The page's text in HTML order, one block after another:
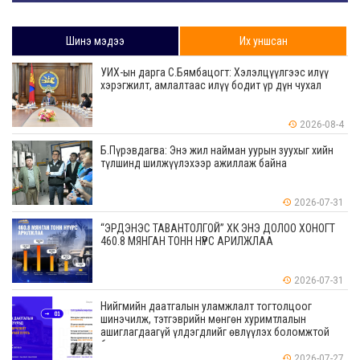
Шинэ мэдээ Их уншсан
УИХ-ын дарга С.Бямбацогт: Хэлэлцүүлгээс илүү
хэрэгжилт, амлалтаас илүү бодит үр дүн чухал
2026-08-4
Б.Пүрэвдагва: Энэ жил найман уурын зуухыг хийн
түлшинд шилжүүлэхээр ажиллаж байна
2026-07-31
“ЭРДЭНЭС ТАВАНТОЛГОЙ” ХК ЭНЭ ДОЛОО ХОНОГТ
460.8 МЯНГАН ТОНН НҮҮРС АРИЛЖЛАА
2026-07-31
Нийгмийн даатгалын уламжлалт тогтолцоог
шинэчилж, тэтгэврийн мөнгөн хуримтлалын
ашиглагдаагүй үлдэгдлийг өвлүүлэх боломжтой
боллоо